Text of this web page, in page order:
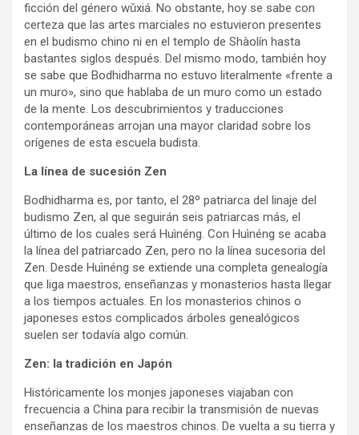
ficción del género wǔxiá. No obstante, hoy se sabe con
certeza que las artes marciales no estuvieron presentes
en el budismo chino ni en el templo de Shàolín hasta
bastantes siglos después. Del mismo modo, también hoy
se sabe que Bodhidharma no estuvo literalmente «frente a
un muro», sino que hablaba de un muro como un estado
de la mente. Los descubrimientos y traducciones
contemporáneas arrojan una mayor claridad sobre los
orígenes de esta escuela budista.
La línea de sucesión Zen
Bodhidharma es, por tanto, el 28º patriarca del linaje del
budismo Zen, al que seguirán seis patriarcas más, el
último de los cuales será Huìnéng. Con Huìnéng se acaba
la línea del patriarcado Zen, pero no la línea sucesoria del
Zen. Desde Huìnéng se extiende una completa genealogía
que liga maestros, enseñanzas y monasterios hasta llegar
a los tiempos actuales. En los monasterios chinos o
japoneses estos complicados árboles genealógicos
suelen ser todavía algo común.
Zen: la tradición en Japón
Históricamente los monjes japoneses viajaban con
frecuencia a China para recibir la transmisión de nuevas
enseñanzas de los maestros chinos. De vuelta a su tierra y